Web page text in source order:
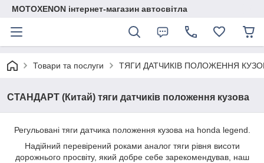
MOTOXENON інтернет-магазин автосвітла
Товари та послуги ТЯГИ ДАТЧИКІВ ПОЛОЖЕННЯ
СТАНДАРТ (Китай) тяги датчиків положення кузова
Регульовані тяги датчика положення кузова на honda legend.
Надійний перевірений роками аналог тяги рівня висоти
дорожнього просвіту, який добре себе зарекомендував, наш